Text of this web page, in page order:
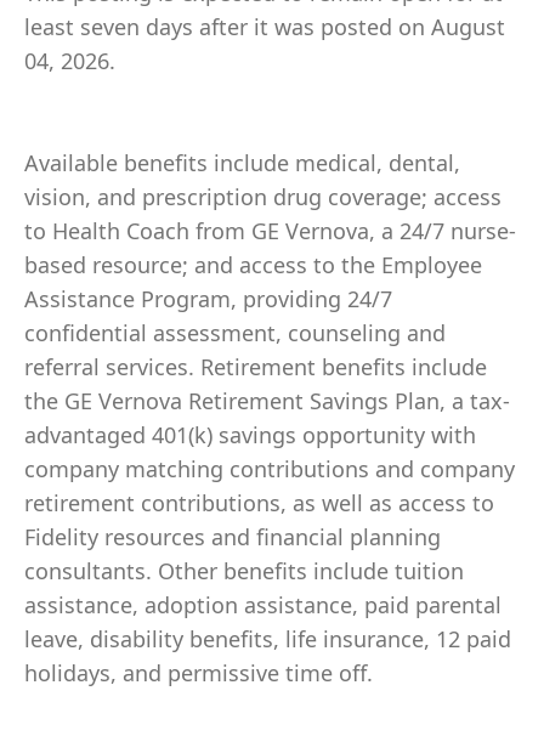
least seven days after it was posted on August
04, 2026.
Available benefits include medical, dental,
vision, and prescription drug coverage; access
to Health Coach from GE Vernova, a 24/7 nurse-
based resource; and access to the Employee
Assistance Program, providing 24/7
confidential assessment, counseling and
referral services. Retirement benefits include
the GE Vernova Retirement Savings Plan, a tax-
advantaged 401(k) savings opportunity with
company matching contributions and company
retirement contributions, as well as access to
Fidelity resources and financial planning
consultants. Other benefits include tuition
assistance, adoption assistance, paid parental
leave, disability benefits, life insurance, 12 paid
holidays, and permissive time off.